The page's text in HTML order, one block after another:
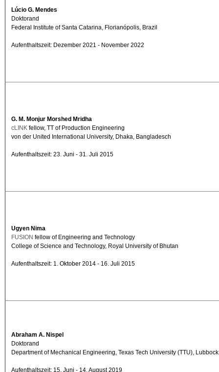
Lúcio G. Mendes
Doktorand
Federal Institute of Santa Catarina, Florianópolis, Brazil
Aufenthaltszeit: Dezember 2021 - November 2022
G. M. Monjur Morshed Mridha
cLINKfellow, TT of Production Engineering
von der United International University, Dhaka, Bangladesch
Aufenthaltszeit: 23. Juni - 31. Juli 2015
Ugyen Nima
FUSION fellow of Engineering and Technology
College of Science and Technology, Royal University of Bhutan
Aufenthaltszeit: 1. Oktober 2014 - 16. Juli 2015
Abraham A. Nispel
Doktorand
Department of Mechanical Engineering, Texas Tech University (TTU),
Aufenthaltszeit: 15. Juni - 14. August 2019